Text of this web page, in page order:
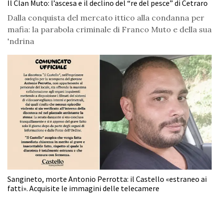
Il Clan Muto: l’ascesa e il declino del “re del pesce” di Cetraro
Dalla conquista del mercato ittico alla condanna per
mafia: la parabola criminale di Franco Muto e della sua
'ndrina
Sangineto, morte Antonio Perrotta: il Castello «estraneo ai
fatti». Acquisite le immagini delle telecamere